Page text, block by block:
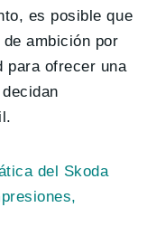
es posible que
ambición por
para ofrecer una
del Skoda